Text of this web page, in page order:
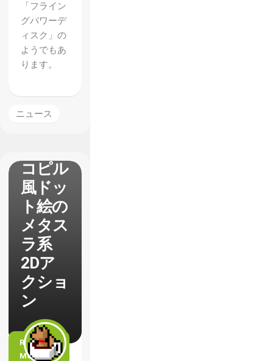
「フライン
グパワーデ
ィスク」の
ようでもあ
ります。
ニュース
【Mer
cenary
Kings
】
Steam
で正式
コピル
風ドッ
ト絵の
メタス
ラ系
2Dア
クショ
ン
READ
MORE